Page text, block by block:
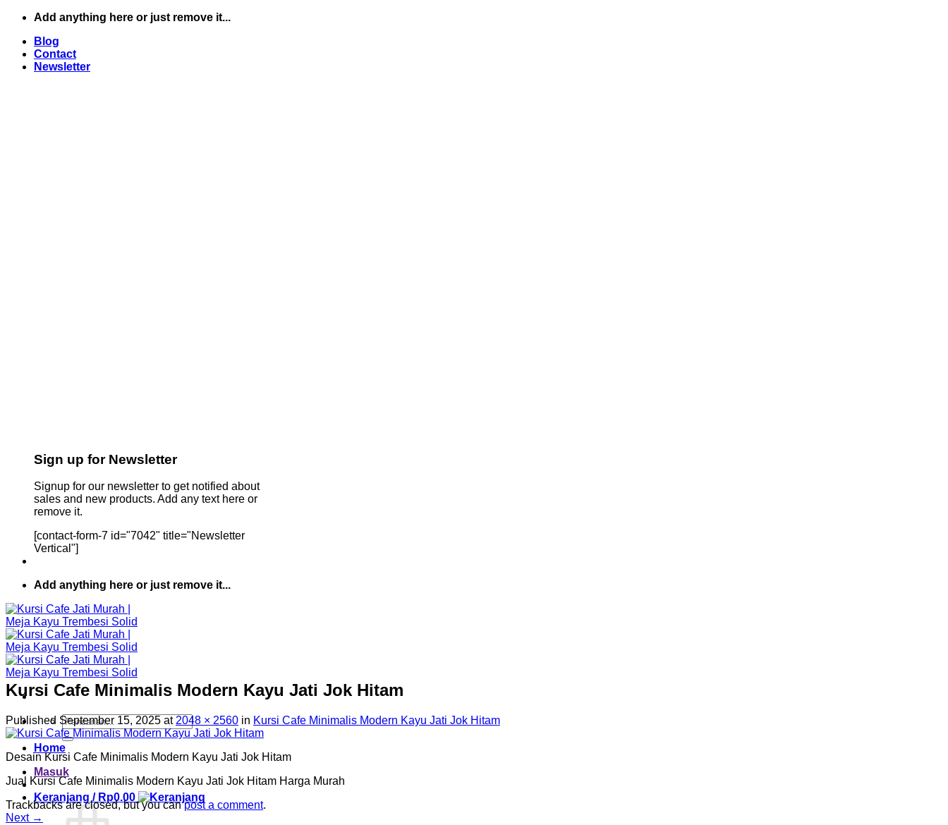
Skip
content
Add anything here or just remove it...
Blog
Contact
Newsletter
Sign up for Newsletter
Signup for our newsletter to get notified about
sales and new products. Add any text here or
remove it.
[contact-form-7 id="7042" title="Newsletter
Vertical"]
Add anything here or just remove it...
Pencarian
untuk:
Home
Masuk
Keranjang / Rp0.00
Kursi Cafe Minimalis Modern Kayu Jati Jok Hitam
Published September 15, 2025 at 2048 × 2560 in Kursi Cafe Minimalis Modern Kayu Jati Jok Hitam
Desain Kursi Cafe Minimalis Modern Kayu Jati Jok Hitam
Jual Kursi Cafe Minimalis Modern Kayu Jati Jok Hitam Harga Murah
Trackbacks are closed, but you canpost a comment.
Next →